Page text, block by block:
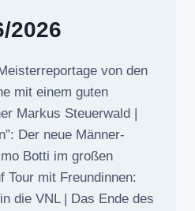
2026
von den
mit einem guten
Markus Steuerwald |
Der neue Männer-
Botti im großen
Tour mit Freundinnen:
die VNL | Das Ende des